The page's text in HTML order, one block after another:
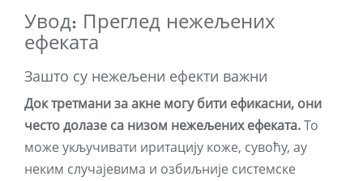
Увод: Преглед нежељених
ефеката
Зашто су нежељени ефекти важни
Док третмани за акне могу бити ефикасни, они
често долазе са низом нежељених ефеката.То
може укључивати иритацију коже, сувоћу, ау
неким случајевима и озбиљније системске